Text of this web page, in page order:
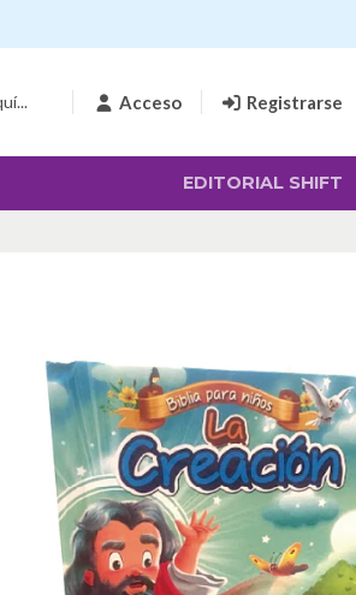
Acceso Registrarse
EDITORIAL SHIFT